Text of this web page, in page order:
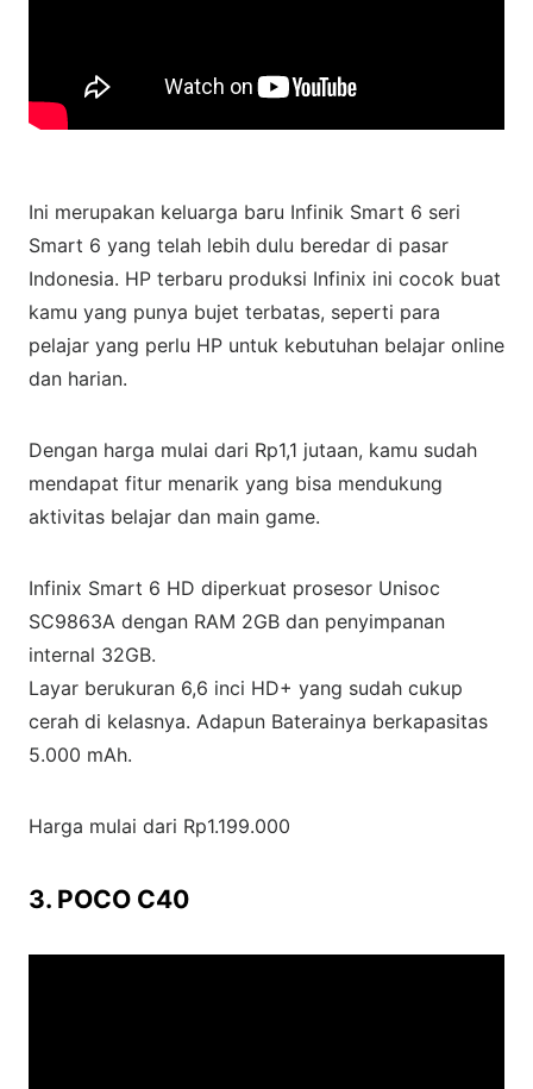
Ini merupakan keluarga baru Infinik Smart 6 seri
Smart 6 yang telah lebih dulu beredar di pasar
Indonesia. HP terbaru produksi Infinix ini cocok buat
kamu yang punya bujet terbatas, seperti para
pelajar yang perlu HP untuk kebutuhan belajar online
dan harian.
Dengan harga mulai dari Rp1,1 jutaan, kamu sudah
mendapat fitur menarik yang bisa mendukung
aktivitas belajar dan main game.
Infinix Smart 6 HD diperkuat prosesor Unisoc
SC9863A dengan RAM 2GB dan penyimpanan
internal 32GB.
Layar berukuran 6,6 inci HD+ yang sudah cukup
cerah di kelasnya. Adapun Baterainya berkapasitas
5.000 mAh.
Harga mulai dari Rp1.199.000
3. POCO C40